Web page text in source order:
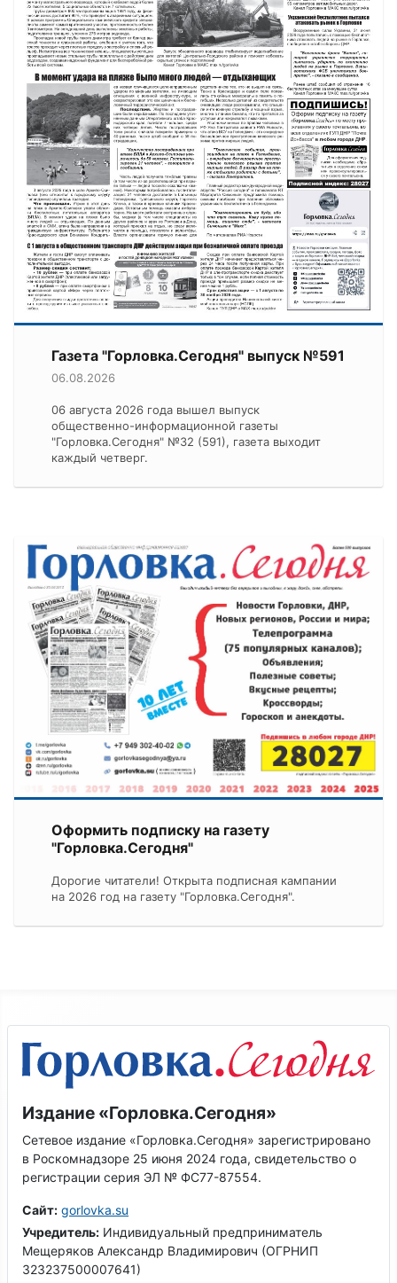
Газета "Горловка.Сегодня" выпуск №591
06.08.2026
06 августа 2026 года вышел выпуск
общественно-информационной газеты
"Горловка.Сегодня" №32 (591), газета выходит
каждый четверг.
Оформить подписку на газету
"Горловка.Сегодня"
Дорогие читатели! Открыта подписная кампании
на 2026 год на газету "Горловка.Сегодня".
Издание «Горловка.Сегодня»
Сетевое издание «Горловка.Сегодня» зарегистрировано
в Роскомнадзоре 25 июня 2024 года, свидетельство о
регистрации серия ЭЛ № ФС77-87554.
Сайт: gorlovka.su
Учредитель: Индивидуальный предприниматель
Мещеряков Александр Владимирович (ОГРНИП
323237500007641)